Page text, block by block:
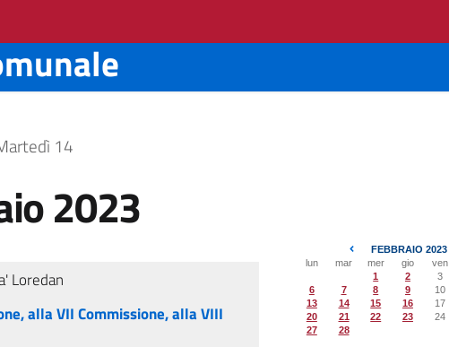
14
2023
Loredan
alla VII Commissione, alla VIII
FEBBRAIO 2023
lun
mar mer gio ven
1
2 3
6
7 8 9 10
13
14 15 16 17
20
21 22 23 24
27
28